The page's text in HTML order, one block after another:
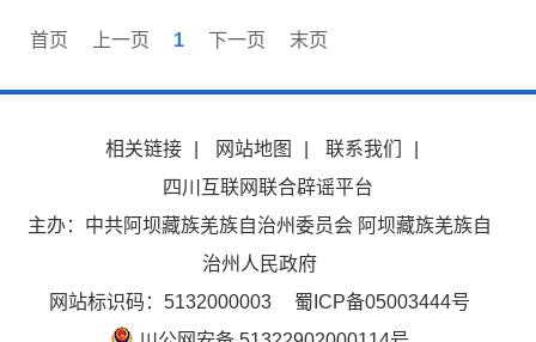
首页 上一页 1 下一页 末页
相关链接 网站地图 联系我们
四川互联网联合辟谣平台
主办：中共阿坝藏族羌族自治州委员会 阿坝藏族羌族自
治州人民政府
网站标识码：5132000003
蜀ICP备05003444号